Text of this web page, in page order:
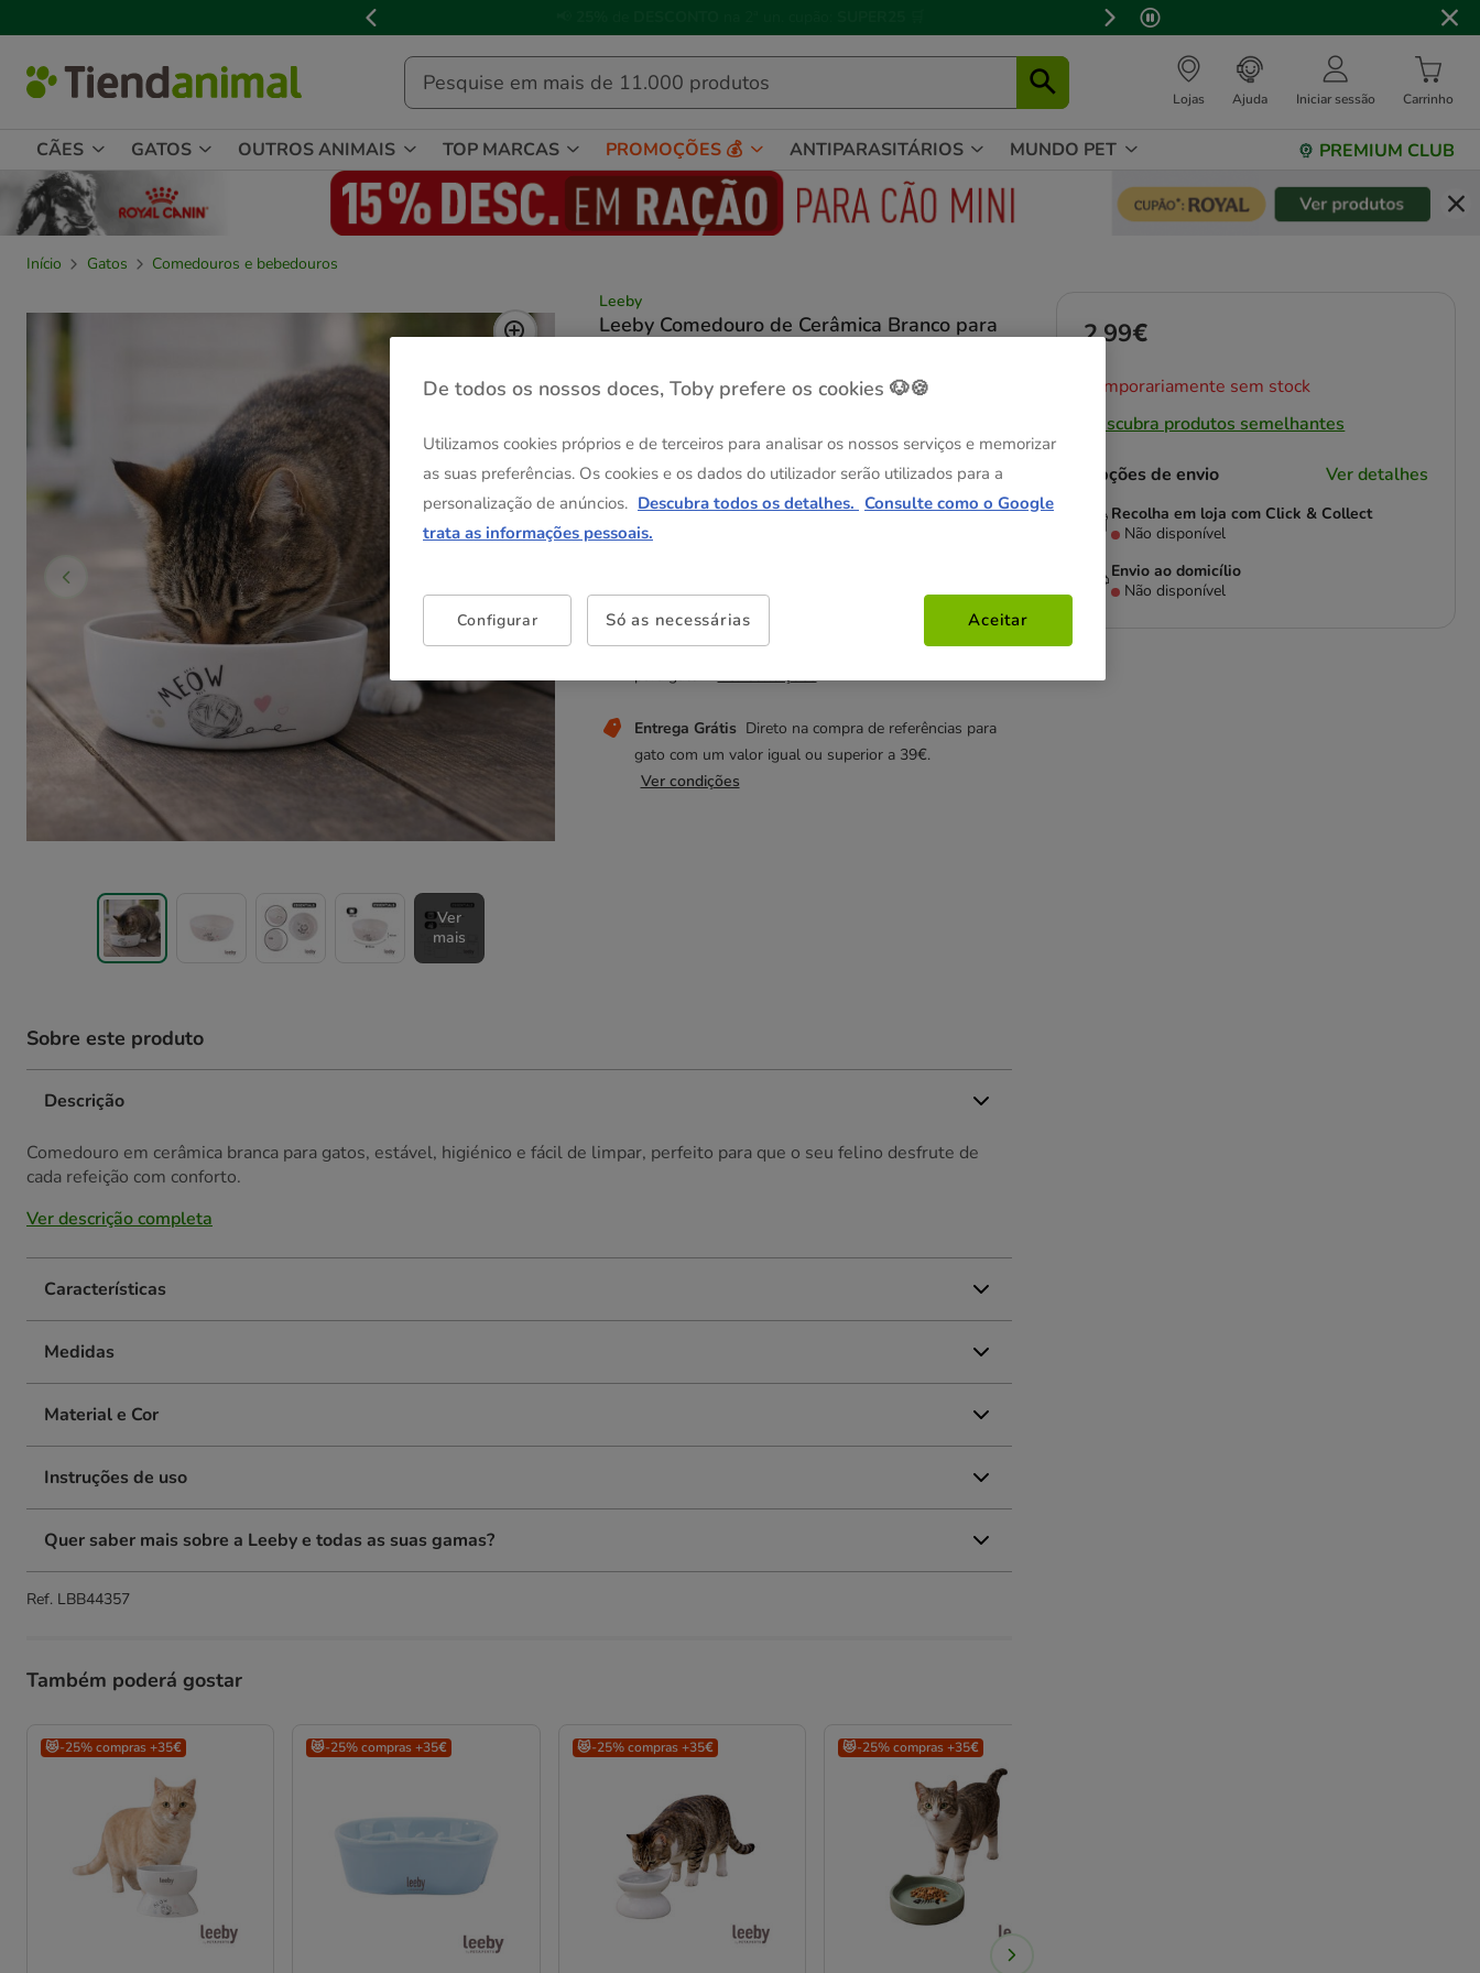
de
mensagem,
Lojas Ajuda Iniciar sessão Carrinho
CÃES GATOS OUTROS ANIMAIS TOP MARCAS PROMOÇÕES 💰 ANTIPARASITÁRIOS MUNDO PET PREMIUM CLUB
Início Gatos
Comedouros e bebedouros
Leeby
Leeby Comedouro de Cerâmica Branco para
Ver
mais
280 ml
Sem Stock
2.99€
😻-25% compras +35€
O desconto é aplicado no
carrinho na compra de 35€ numa seleção de produtos
para gato. Ver condições
Entrega Grátis Direto na compra de referências para
gato com um valor igual ou superior a 39€.
Ver condições
Preço 2.99€
2.99€
Temporariamente sem stock
Descubra produtos semelhantes
Opções de envio Ver detalhes
Recolha em loja com Click & Collect
Não disponível
Envio ao domicílio
Não disponível
Sobre este produto
Descrição
Comedouro em cerâmica branca para gatos, estável, higiénico e fácil de limpar, perfeito para que o seu felino desfrute de
cada refeição com conforto.
Ver descrição completa
Características
Medidas
Material e Cor
Instruções de uso
Quer saber mais sobre a Leeby e todas as suas gamas?
Ref. LBB44357
Também poderá gostar
😻-25% compras +35€ 😻-25% compras +35€ 😻-25% compras +35€ 😻-25% compras +35€
De todos os nossos doces, Toby prefere os cookies 🐶🍪
Utilizamos cookies próprios e de terceiros para analisar os nossos serviços e memorizar
as suas preferências. Os cookies e os dados do utilizador serão utilizados para a
personalização de anúncios. Descubra todos os detalhes. Consulte como o Google
trata as informações pessoais.
Configurar Só as necessárias Aceitar